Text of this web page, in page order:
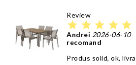
Review
star star star star star
Andrei 2026-06-10
recomand
Produs solid, ok,